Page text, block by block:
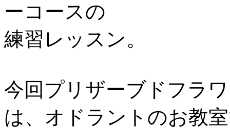
ーコースの
練習レッスン。
今回プリザーブドフラ
は、オドラントのお教